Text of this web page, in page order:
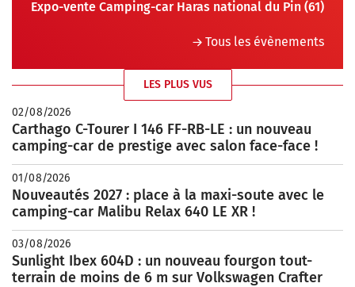
Expo-vente Camping-car Haras national du Pin (61)
Tous les évènements
LES PLUS VUS
02/08/2026
Carthago C-Tourer I 146 FF-RB-LE : un nouveau
camping-car de prestige avec salon face-face !
01/08/2026
Nouveautés 2027 : place à la maxi-soute avec le
camping-car Malibu Relax 640 LE XR !
03/08/2026
Sunlight Ibex 604D : un nouveau fourgon tout-
terrain de moins de 6 m sur Volkswagen Crafter